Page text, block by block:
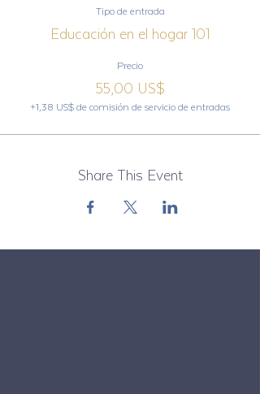
Tipo de entrada
Educación en el hogar 101
Precio
55,00 US$
+1,38 US$ de comisión de servicio de entradas
Share This Event